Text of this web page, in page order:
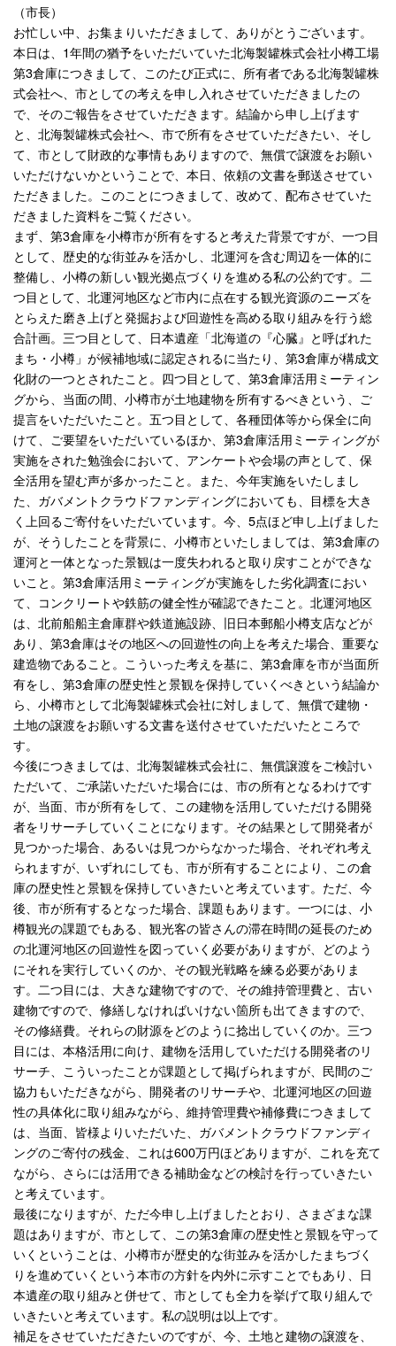
（市長）
お忙しい中、お集まりいただきまして、ありがとうございます。
本日は、1年間の猶予をいただいていた北海製罐株式会社小樽工場
第3倉庫につきまして、このたび正式に、所有者である北海製罐株
式会社へ、市としての考えを申し入れさせていただきましたの
で、そのご報告をさせていただきます。結論から申し上げます
と、北海製罐株式会社へ、市で所有をさせていただきたい、そし
て、市として財政的な事情もありますので、無償で譲渡をお願い
いただけないかということで、本日、依頼の文書を郵送させてい
ただきました。このことにつきまして、改めて、配布させていた
だきました資料をご覧ください。
まず、第3倉庫を小樽市が所有をすると考えた背景ですが、一つ目
として、歴史的な街並みを活かし、北運河を含む周辺を一体的に
整備し、小樽の新しい観光拠点づくりを進める私の公約です。二
つ目として、北運河地区など市内に点在する観光資源のニーズを
とらえた磨き上げと発掘および回遊性を高める取り組みを行う総
合計画。三つ目として、日本遺産「北海道の『心臓』と呼ばれた
まち・小樽」が候補地域に認定されるに当たり、第3倉庫が構成文
化財の一つとされたこと。四つ目として、第3倉庫活用ミーティン
グから、当面の間、小樽市が土地建物を所有するべきという、ご
提言をいただいたこと。五つ目として、各種団体等から保全に向
けて、ご要望をいただいているほか、第3倉庫活用ミーティングが
実施をされた勉強会において、アンケートや会場の声として、保
全活用を望む声が多かったこと。また、今年実施をいたしまし
た、ガバメントクラウドファンディングにおいても、目標を大き
く上回るご寄付をいただいています。今、5点ほど申し上げました
が、そうしたことを背景に、小樽市といたしましては、第3倉庫の
運河と一体となった景観は一度失われると取り戻すことができな
いこと。第3倉庫活用ミーティングが実施をした劣化調査におい
て、コンクリートや鉄筋の健全性が確認できたこと。北運河地区
は、北前船船主倉庫群や鉄道施設跡、旧日本郵船小樽支店などが
あり、第3倉庫はその地区への回遊性の向上を考えた場合、重要な
建造物であること。こういった考えを基に、第3倉庫を市が当面所
有をし、第3倉庫の歴史性と景観を保持していくべきという結論か
ら、小樽市として北海製罐株式会社に対しまして、無償で建物・
土地の譲渡をお願いする文書を送付させていただいたところで
す。
今後につきましては、北海製罐株式会社に、無償譲渡をご検討い
ただいて、ご承諾いただいた場合には、市の所有となるわけです
が、当面、市が所有をして、この建物を活用していただける開発
者をリサーチしていくことになります。その結果として開発者が
見つかった場合、あるいは見つからなかった場合、それぞれ考え
られますが、いずれにしても、市が所有することにより、この倉
庫の歴史性と景観を保持していきたいと考えています。ただ、今
後、市が所有するとなった場合、課題もあります。一つには、小
樽観光の課題でもある、観光客の皆さんの滞在時間の延長のため
の北運河地区の回遊性を図っていく必要がありますが、どのよう
にそれを実行していくのか、その観光戦略を練る必要がありま
す。二つ目には、大きな建物ですので、その維持管理費と、古い
建物ですので、修繕しなければいけない箇所も出てきますので、
その修繕費。それらの財源をどのように捻出していくのか。三つ
目には、本格活用に向け、建物を活用していただける開発者のリ
サーチ、こういったことが課題として掲げられますが、民間のご
協力もいただきながら、開発者のリサーチや、北運河地区の回遊
性の具体化に取り組みながら、維持管理費や補修費につきまして
は、当面、皆様よりいただいた、ガバメントクラウドファンディ
ングのご寄付の残金、これは600万円ほどありますが、これを充て
ながら、さらには活用できる補助金などの検討を行っていきたい
と考えています。
最後になりますが、ただ今申し上げましたとおり、さまざまな課
題はありますが、市として、この第3倉庫の歴史性と景観を守って
いくということは、小樽市が歴史的な街並みを活かしたまちづく
りを進めていくという本市の方針を内外に示すことでもあり、日
本遺産の取り組みと併せて、市としても全力を挙げて取り組んで
いきたいと考えています。私の説明は以上です。
補足をさせていただきたいのですが、今、土地と建物の譲渡を、